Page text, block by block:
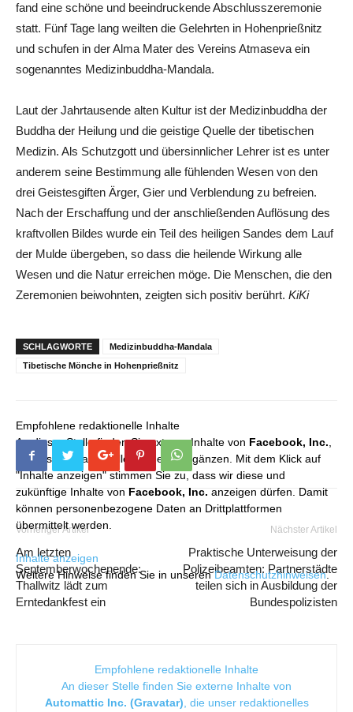
fand eine schöne und beeindruckende Abschlusszeremonie
statt. Fünf Tage lang weilten die Gelehrten in Hohenprießnitz
und schufen in der Alma Mater des Vereins Atmaseva ein
sogenanntes Medizinbuddha-Mandala.
Laut der Jahrtausende alten Kultur ist der Medizinbuddha der
Buddha der Heilung und die geistige Quelle der tibetischen
Medizin. Als Schutzgott und übersinnlicher Lehrer ist es unter
anderem seine Bestimmung alle fühlenden Wesen von den
drei Geistesgiften Ärger, Gier und Verblendung zu befreien.
Nach der Erschaffung und der anschließenden Auflösung des
kraftvollen Bildes wurde ein Teil des heiligen Sandes dem Lauf
der Mulde übergeben, so dass die heilende Wirkung alle
Wesen und die Natur erreichen möge. Die Menschen, die den
Zeremonien beiwohnten, zeigten sich positiv berührt. KiKi
SCHLAGWORTE
Medizinbuddha-Mandala
Tibetische Mönche in Hohenprießnitz
Empfohlene redaktionelle Inhalte
An dieser Stelle finden Sie externe Inhalte von Facebook, Inc.
die unser redaktionelles Angebot ergänzen. Mit dem Klick auf
"Inhalte anzeigen" stimmen Sie zu, dass wir diese und
zukünftige Inhalte von Facebook, Inc. anzeigen dürfen. Damit
können personenbezogene Daten an Drittplattformen
übermittelt werden.
Inhalte anzeigen
Weitere Hinweise finden Sie in unserenDatenschutzhinweisen.
Vorheriger Artikel
Am letzten
Septemberwochenende:
Thallwitz lädt zum
Erntedankfest ein
Nächster Artikel
Praktische Unterweisung der
Polizeibeamten: Partnerstädte
teilen sich in Ausbildung der
Bundespolizisten
Empfohlene redaktionelle Inhalte
An dieser Stelle finden Sie externe Inhalte von
Automattic Inc. (Gravatar) , die unser redaktionelles